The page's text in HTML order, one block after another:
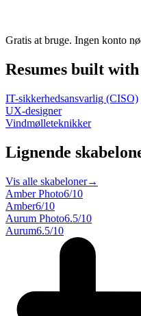
Gratis at bruge. Ingen konto
Resumes built
IT-sikkerhedsansvarlig (CISO)
UX-designer
Vindmølleteknikker
Lignende
Vis alle skabeloner→
Amber Photo6/10
Amber6/10
Aurum Photo6.5/10
Aurum6.5/10